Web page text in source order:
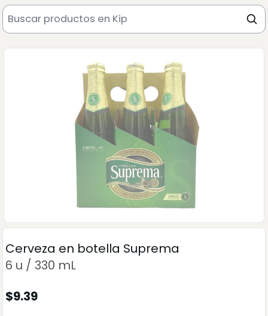
Cerveza en botella Suprema
6 u / 330 mL
$9.39